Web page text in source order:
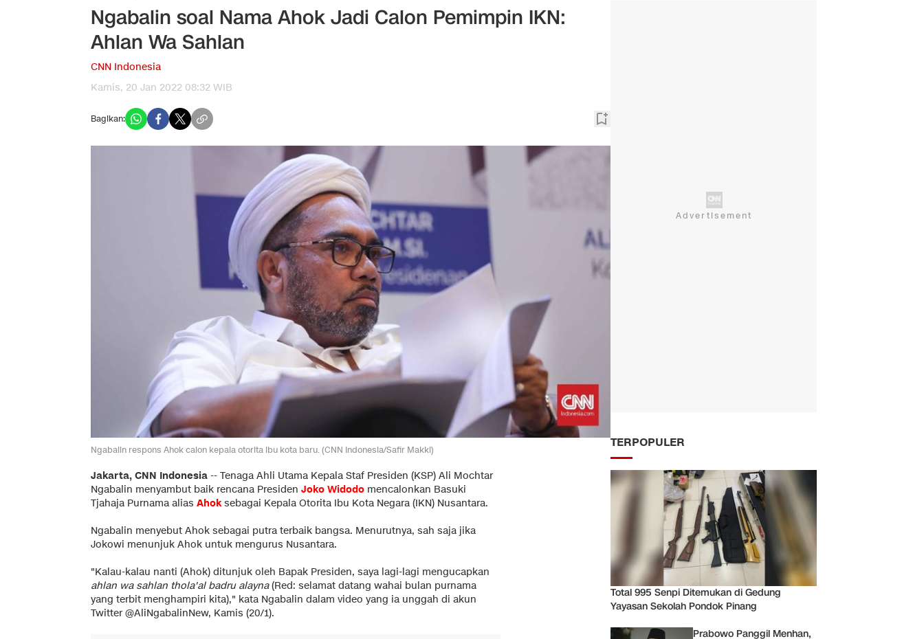
Ngabalin soal Nama Ahok Jadi Calon Pemimpin IKN:
Ahlan Wa Sahlan
CNN Indonesia
Kamis, 20 Jan 2022 08:32 WIB
Bagikan:
Ngabalin respons Ahok calon kepala otorita ibu kota baru. (CNN Indonesia/Safir Makki)
Jakarta, CNN Indonesia -- Tenaga Ahli Utama Kepala Staf Presiden (KSP) Ali Mochtar
Ngabalin menyambut baik rencana Presiden Joko Widodo mencalonkan Basuki
Tjahaja Purnama alias Ahoksebagai Kepala Otorita Ibu Kota Negara (IKN) Nusantara.
Ngabalin menyebut Ahok sebagai putra terbaik bangsa. Menurutnya, sah saja jika
Jokowi menunjuk Ahok untuk mengurus Nusantara.
"Kalau-kalau nanti (Ahok) ditunjuk oleh Bapak Presiden, saya lagi-lagi mengucapkan
ahlan wa sahlan thola'al badru alayna(Red: selamat datang wahai bulan purnama
yang terbit menghampiri kita)," kata Ngabalin dalam video yang ia unggah di akun
Twitter @AliNgabalinNew, Kamis (20/1).
TERPOPULER
Total 995 Senpi Ditemukan di Gedung
Yayasan Sekolah Pondok Pinang
Prabowo Panggil Menhan,